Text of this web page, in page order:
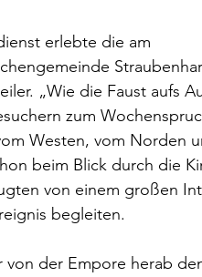
erlebte die am
„Wie die Faust aufs
zum
Westen, vom Norden
beim Blick durch die
von einem großen
begleiten.
von der Empore herab